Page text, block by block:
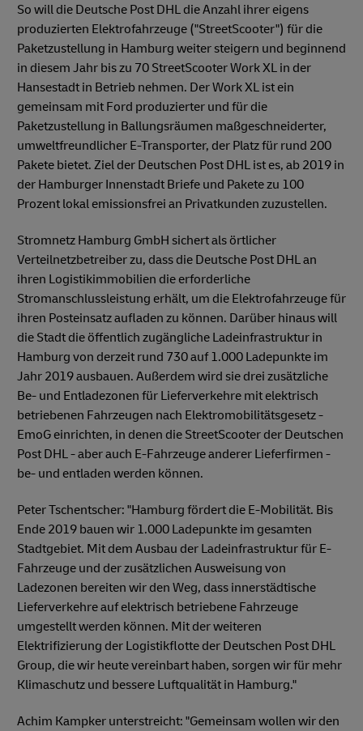
So will die Deutsche Post DHL die Anzahl ihrer eigens
produzierten Elektrofahrzeuge ("StreetScooter") für die
Paketzustellung in Hamburg weiter steigern und beginnend
in diesem Jahr bis zu 70 StreetScooter Work XL in der
Hansestadt in Betrieb nehmen. Der Work XL ist ein
gemeinsam mit Ford produzierter und für die
Paketzustellung in Ballungsräumen maßgeschneiderter,
umweltfreundlicher E-Transporter, der Platz für rund 200
Pakete bietet. Ziel der Deutschen Post DHL ist es, ab 2019 in
der Hamburger Innenstadt Briefe und Pakete zu 100
Prozent lokal emissionsfrei an Privatkunden zuzustellen.
Stromnetz Hamburg GmbH sichert als örtlicher
Verteilnetzbetreiber zu, dass die Deutsche Post DHL an
ihren Logistikimmobilien die erforderliche
Stromanschlussleistung erhält, um die Elektrofahrzeuge für
ihren Posteinsatz aufladen zu können. Darüber hinaus will
die Stadt die öffentlich zugängliche Ladeinfrastruktur in
Hamburg von derzeit rund 730 auf 1.000 Ladepunkte im
Jahr 2019 ausbauen. Außerdem wird sie drei zusätzliche
Be- und Entladezonen für Lieferverkehre mit elektrisch
betriebenen Fahrzeugen nach Elektromobilitätsgesetz -
EmoG einrichten, in denen die StreetScooter der Deutschen
Post DHL - aber auch E-Fahrzeuge anderer Lieferfirmen -
be- und entladen werden können.
Peter Tschentscher: "Hamburg fördert die E-Mobilität. Bis
Ende 2019 bauen wir 1.000 Ladepunkte im gesamten
Stadtgebiet. Mit dem Ausbau der Ladeinfrastruktur für E-
Fahrzeuge und der zusätzlichen Ausweisung von
Ladezonen bereiten wir den Weg, dass innerstädtische
Lieferverkehre auf elektrisch betriebene Fahrzeuge
umgestellt werden können. Mit der weiteren
Elektrifizierung der Logistikflotte der Deutschen Post DHL
Group, die wir heute vereinbart haben, sorgen wir für mehr
Klimaschutz und bessere Luftqualität in Hamburg."
Achim Kampker unterstreicht: "Gemeinsam wollen wir den